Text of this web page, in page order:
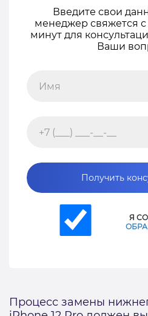
Введите свои
менеджер свяжется
минут для
Ваши
Получить
Я
Процесс замены